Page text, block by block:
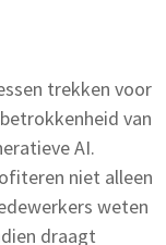
trekken voor
van
AI.
niet alleen
weten
draagt